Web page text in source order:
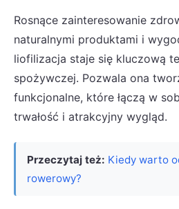
Rosnące zainteresowanie
naturalnymi produktami i
liofilizacja staje się kluczową
spożywczej. Pozwala ona
funkcjonalne, które łączą w
trwałość i atrakcyjny wygląd.
Przeczytaj też: Kiedy warto
rowerowy?